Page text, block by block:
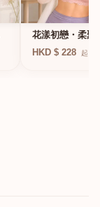
花漾初戀・柔聚
圈蕾絲內衣
HKD $ 228 起